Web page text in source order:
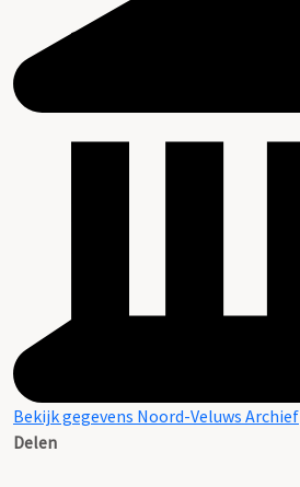
Bekijk gegevens Noord-Veluws Archief
Delen